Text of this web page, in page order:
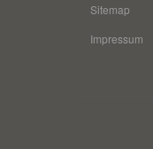
Sitemap
Impressum